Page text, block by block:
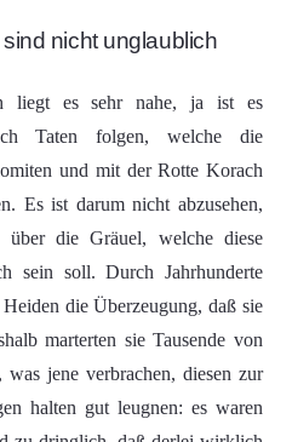
nicht unglaublich
liegt es sehr nahe, ja ist es
Taten folgen, welche die
und mit der Rotte Korach
Es ist darum nicht abzusehen,
über die Gräuel, welche diese
sein soll. Durch Jahrhunderte
die Überzeugung, daß sie
marterten sie Tausende von
jene verbrachen, diesen zur
halten gut leugnen: es waren